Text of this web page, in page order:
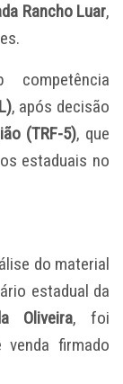
Rancho Luar,
, após decisão
(TRF-5), que
estaduais no
do material
estadual da
Oliveira, foi
firmado